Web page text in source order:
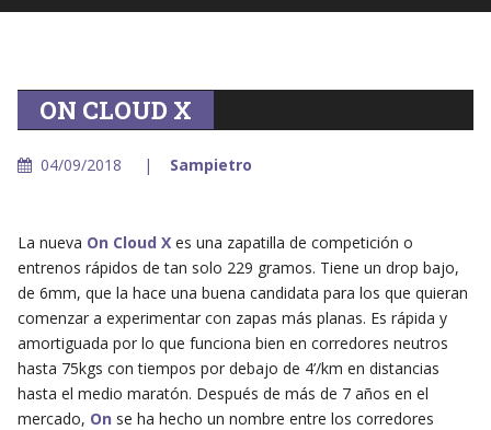
ON CLOUD X
04/09/2018 Sampietro
La nueva On Cloud Xes una zapatilla de competición o
entrenos rápidos de tan solo 229 gramos. Tiene un drop bajo,
de 6mm, que la hace una buena candidata para los que quieran
comenzar a experimentar con zapas más planas. Es rápida y
amortiguada por lo que funciona bien en corredores neutros
hasta 75kgs con tiempos por debajo de 4’/km en distancias
hasta el medio maratón. Después de más de 7 años en el
mercado, On se ha hecho un nombre entre los corredores